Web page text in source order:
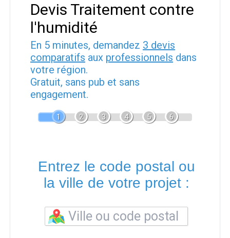
Devis Traitement contre
l'humidité
En 5 minutes, demandez 3 devis
comparatifs aux professionnels dans
votre région.
Gratuit, sans pub et sans
engagement.
1 2 3 4 5 6
Entrez le code postal ou
la ville de votre projet :